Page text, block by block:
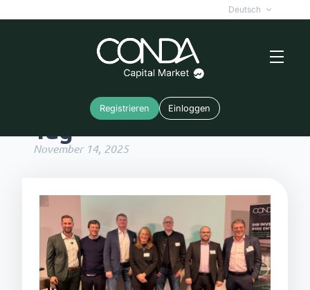
Deutsch
Registrieren Einloggen
Tag
November 14, 2025